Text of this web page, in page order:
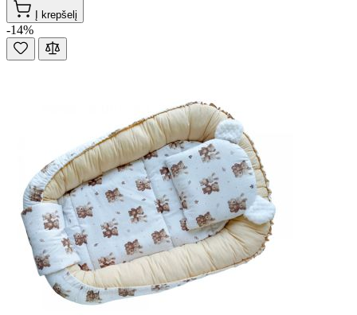
Į krepšelį
-14%